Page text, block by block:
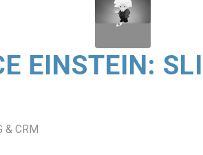
EINSTEIN:
& CRM